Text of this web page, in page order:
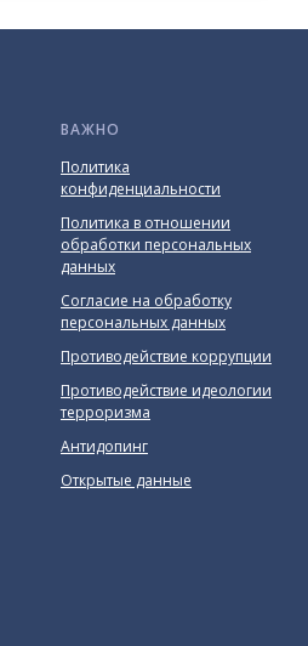
ВАЖНО
Политика
конфиденциальности
Политика в отношении
обработки персональных
данных
Согласие на обработку
персональных данных
Противодействие коррупции
Противодействие идеологии
терроризма
Антидопинг
Открытые данные